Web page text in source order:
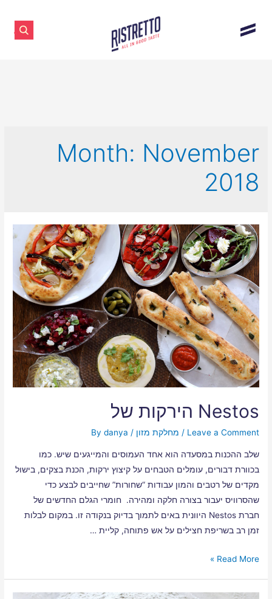
Month: November
2018
Nestos הירקות של
Leave a Comment
/ מחלקת מזון / By
danya
שלב ההכנות במסעדה הוא אחד העמוסים והמייגעים שיש. כמו
בכוורת דבורים, עומלים הטבחים על קיצוץ ירקות, הכנת בצקים, בישול
מקדים של רטבים והמון עבודות “שחורות” שחייבים לבצע כדי
שהסרוויס יעבור בצורה חלקה ומהירה. חומרי הגלם החדשים של
חברת Nestos היוונית באים לתמוך בדיוק בנקודה זו. במקום לבלות
זמן רב בשריפת חצילים על אש פתוחה, קליית …
Read More »